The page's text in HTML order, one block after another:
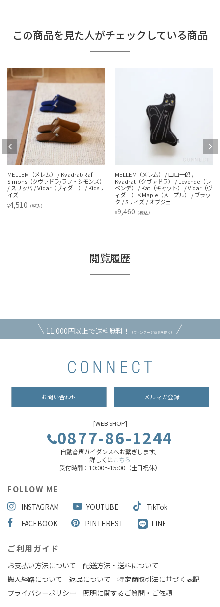
この商品を見た人がチェックしている商品
MELLEM（メレム） / 山口一郎 /
Kvadrat（クヴァドラ） / Levende（レ
ベンデ） / Kat（キャット） / Vidar（ヴ
ィダー）×Maple（メープル） / ブラッ
ク / Sサイズ / オブジェ
9,460
MELLEM（メレム） / 山口一郎 /
Kvadrat（クヴァドラ） / Levende（レ
ベンデ） / Kat（キャット） / Vidar（ヴ
ィダー）×Maple（メープル） / ブラッ
ク / Lサイズ / オブジェ
¥12,320（税込）
閲覧履歴
11,000円以上で送料無料！ （ヴィンテージ家具を除く）
お問い合わせ メルマガ登録
[WEB SHOP]
0877-86-1244
自動音声ガイダンスへお繋ぎします。
詳しくはこちら
受付時間：10:00～15:00（土日祝休）
FOLLOW ME
INSTAGRAM YOUTUBE
TikTok
FACEBOOK
PINTEREST LINE
ご利用ガイド
お支払い方法について
配送方法・送料について
搬入経路について
返品について
特定商取引法に基づく表記
プライバシーポリシー
照明に関するご質問・ご依頼